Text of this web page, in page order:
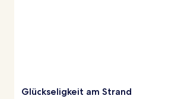
Glückseligkeit am Strand